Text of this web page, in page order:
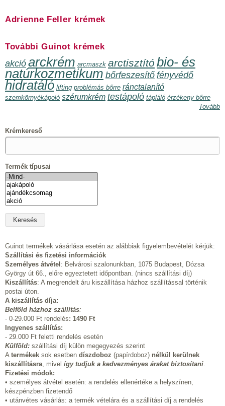
Adrienne Feller krémek
További Guinot krémek
akció arckrém arcmaszk arctisztító bio- és
natúrkozmetikum bőrfeszesítő fényvédő
hidratáló lifting problémás bőrre ránctalanító
szemkörnyékápoló szérumkrém testápoló tápláló érzékeny bőrre
Tovább
Krémkereső
Termék típusai
Guinot termékek vásárlása esetén az alábbiak figyelembevételét kérjük:
Szállítási és fizetési információk
Személyes átvétel : Belvárosi szalonunkban, 1075 Budapest, Dózsa
György út 66., előre egyeztetett időpontban. (nincs szállítási díj)
Kiszállítás: A megrendelt áru kiszállítása házhoz szállítással történik
postai úton.
A kiszállítás díja:
Belföld házhoz szállítás:
- 0-29.000 Ft rendelés: 1490 Ft
Ingyenes szállítás:
- 29.000 Ft feletti rendelés esetén
Külföld: szállítási díj külön megegyezés szerint
A termékek sok esetben díszdoboz (papírdoboz) nélkül kerülnek
kiszállításra, mivel így tudjuk a kedvezményes árakat biztosítani.
Fizetési módok:
• személyes átvétel esetén: a rendelés ellenértéke a helyszínen,
készpénzben fizetendő
• utánvétes vásárlás: a termék vételára és a szállítási díj a rendelés